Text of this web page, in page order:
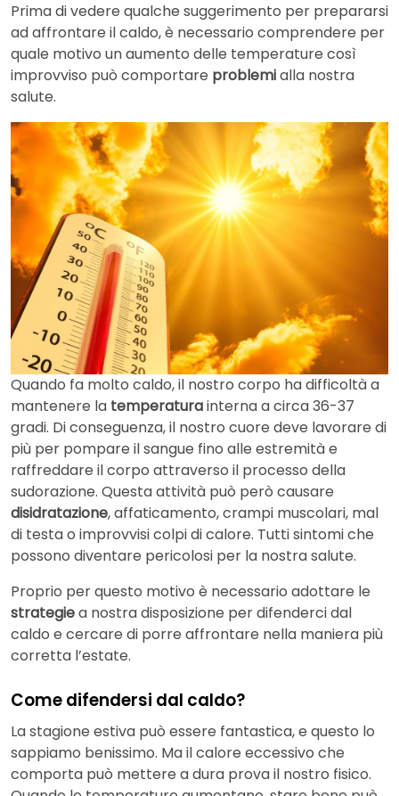
Prima di vedere qualche suggerimento per prepararsi
ad affrontare il caldo, è necessario comprendere per
quale motivo un aumento delle temperature così
improvviso può comportare problemialla nostra
salute.
Quando fa molto caldo, il nostro corpo ha difficoltà a
mantenere la temperaturainterna a circa 36-37
gradi. Di conseguenza, il nostro cuore deve lavorare di
più per pompare il sangue fino alle estremità e
raffreddare il corpo attraverso il processo della
sudorazione. Questa attività può però causare
disidratazione, affaticamento, crampi muscolari, mal
di testa o improvvisi colpi di calore. Tutti sintomi che
possono diventare pericolosi per la nostra salute.
Proprio per questo motivo è necessario adottare le
strategiea nostra disposizione per difenderci dal
caldo e cercare di porre affrontare nella maniera più
corretta l’estate.
Come difendersi dal caldo?
La stagione estiva può essere fantastica, e questo lo
sappiamo benissimo. Ma il calore eccessivo che
comporta può mettere a dura prova il nostro fisico.